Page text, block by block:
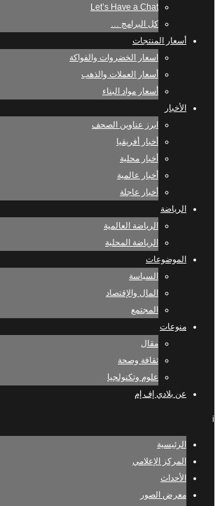
Let’s Have a Chat
كل البرامج …
أسعار المنتجات
اسعار الخضروات والفواكة
أسعار العملات والذهب
أسعار مواد البناء
الأخبار
ابرز عناوين الصحف
أخبار أفريقيا
أخبار محلية
أخبار عالمية
أخبار عاجلة
الرياضة
الرياضة العالمية
الرياضة المحلية
الموضوعات
السياسة
المال والإقتصاد
المجتمع
منوعات
مقال
ثقافة وصحة
علوم وتكنولجيا
عن بلادي إف إم
i
الرئيسية
المركز الإعلامي
الأحداث
معرض الصور